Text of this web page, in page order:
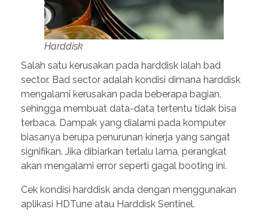
Harddisk
Salah satu kerusakan pada harddisk ialah bad
sector. Bad sector adalah kondisi dimana harddisk
mengalami kerusakan pada beberapa bagian,
sehingga membuat data-data tertentu tidak bisa
terbaca. Dampak yang dialami pada komputer
biasanya berupa penurunan kinerja yang sangat
signifikan. Jika dibiarkan terlalu lama, perangkat
akan mengalami error seperti gagal booting ini.
Cek kondisi harddisk anda dengan menggunakan
aplikasi HDTune atau Harddisk Sentinel.